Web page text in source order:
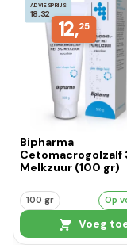
ADVIESPRIJS
18,32
12,25
Bipharma
Cetomacrogolzalf
Melkzuur (100 gr)
100 gr Op
Voeg